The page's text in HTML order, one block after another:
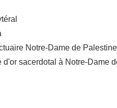
Notre-Dame de
sacerdotal à Notre-Dame